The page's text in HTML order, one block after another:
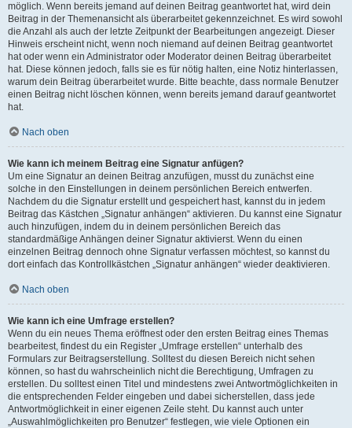
möglich. Wenn bereits jemand auf deinen Beitrag geantwortet hat, wird dein
Beitrag in der Themenansicht als überarbeitet gekennzeichnet. Es wird sowohl
die Anzahl als auch der letzte Zeitpunkt der Bearbeitungen angezeigt. Dieser
Hinweis erscheint nicht, wenn noch niemand auf deinen Beitrag geantwortet
hat oder wenn ein Administrator oder Moderator deinen Beitrag überarbeitet
hat. Diese können jedoch, falls sie es für nötig halten, eine Notiz hinterlassen,
warum dein Beitrag überarbeitet wurde. Bitte beachte, dass normale Benutzer
einen Beitrag nicht löschen können, wenn bereits jemand darauf geantwortet
hat.
Nach oben
Wie kann ich meinem Beitrag eine Signatur anfügen?
Um eine Signatur an deinen Beitrag anzufügen, musst du zunächst eine
solche in den Einstellungen in deinem persönlichen Bereich entwerfen.
Nachdem du die Signatur erstellt und gespeichert hast, kannst du in jedem
Beitrag das Kästchen „Signatur anhängen“ aktivieren. Du kannst eine Signatur
auch hinzufügen, indem du in deinem persönlichen Bereich das
standardmäßige Anhängen deiner Signatur aktivierst. Wenn du einen
einzelnen Beitrag dennoch ohne Signatur verfassen möchtest, so kannst du
dort einfach das Kontrollkästchen „Signatur anhängen“ wieder deaktivieren.
Nach oben
Wie kann ich eine Umfrage erstellen?
Wenn du ein neues Thema eröffnest oder den ersten Beitrag eines Themas
bearbeitest, findest du ein Register „Umfrage erstellen“ unterhalb des
Formulars zur Beitragserstellung. Solltest du diesen Bereich nicht sehen
können, so hast du wahrscheinlich nicht die Berechtigung, Umfragen zu
erstellen. Du solltest einen Titel und mindestens zwei Antwortmöglichkeiten in
die entsprechenden Felder eingeben und dabei sicherstellen, dass jede
Antwortmöglichkeit in einer eigenen Zeile steht. Du kannst auch unter
„Auswahlmöglichkeiten pro Benutzer“ festlegen, wie viele Optionen ein